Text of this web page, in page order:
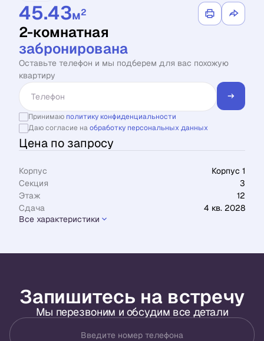
45.43м2
2-комнатная
забронирована
Оставьте телефон и мы подберем для вас похожую
квартиру
Принимаю политику конфиденциальности
Даю согласие наобработку персональных данных
Цена по запросу
Корпус
Корпус 1
Секция
3
Этаж
12
Сдача
4 кв. 2028
Все характеристики
Запишитесь на встречу
Мы перезвоним и обсудим все детали
Введите номер телефона